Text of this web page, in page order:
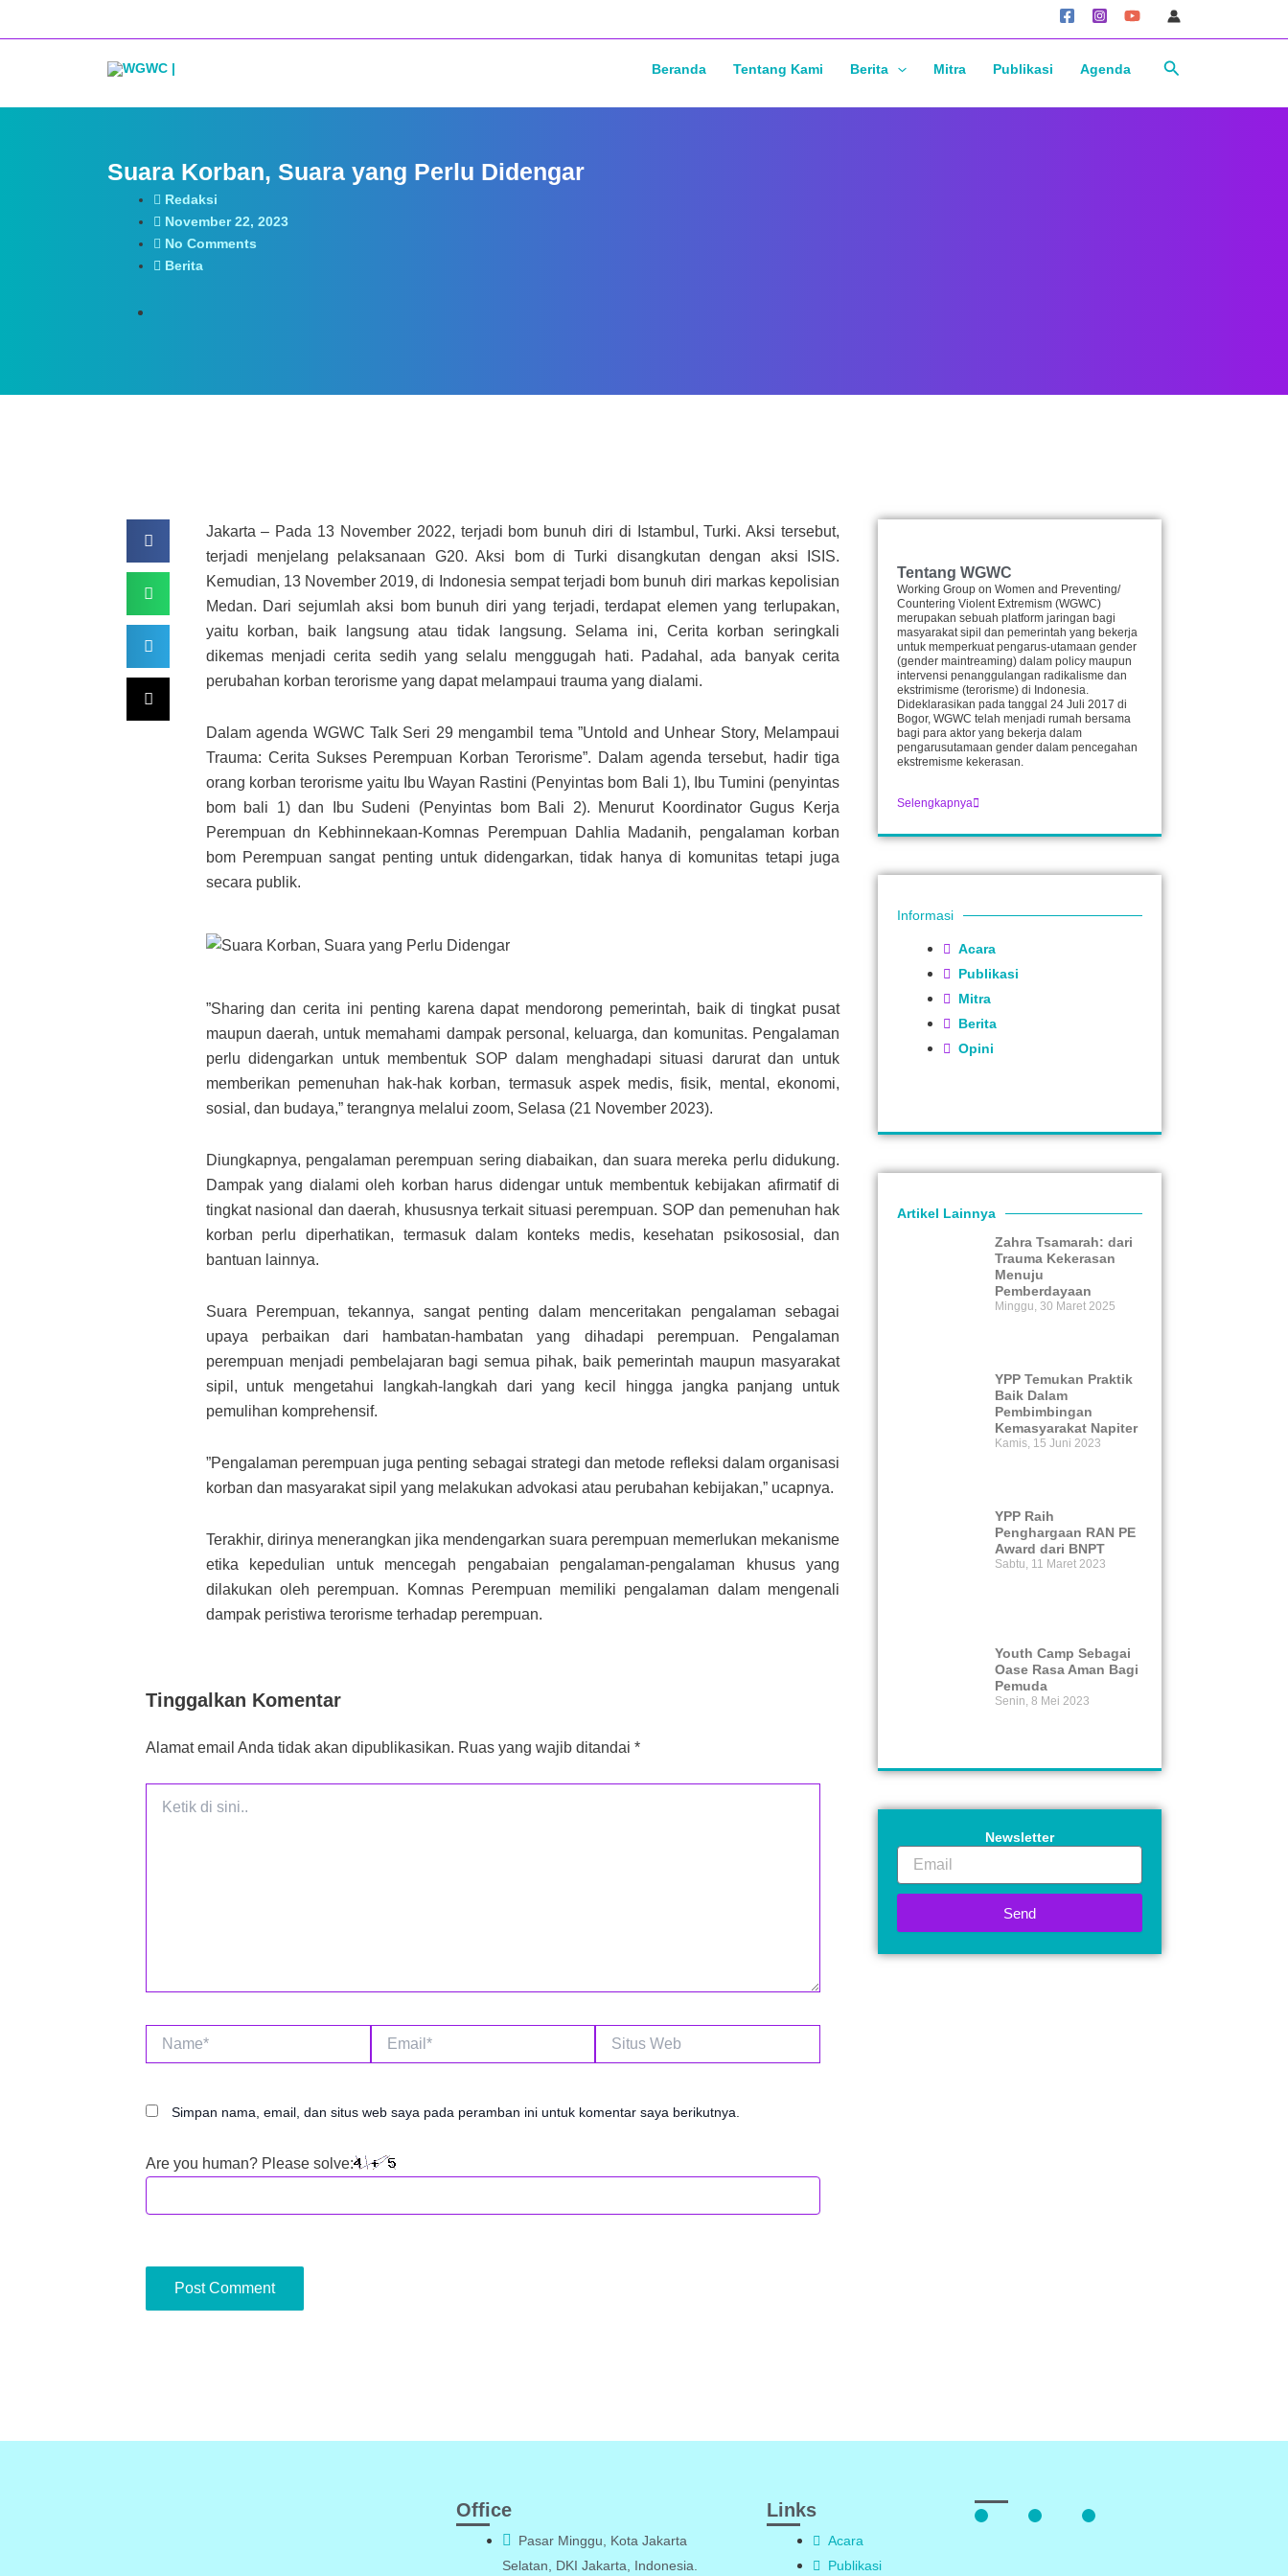
Beranda
Tentang Kami Berita Mitra Publikasi Agenda Cari
Suara Korban, Suara yang Perlu Didengar
Redaksi
November 22, 2023
No Comments
Berita
Jakarta – Pada 13 November 2022, terjadi bom bunuh diri di Istambul, Turki. Aksi tersebut,
terjadi menjelang pelaksanaan G20. Aksi bom di Turki disangkutan dengan aksi ISIS.
Kemudian, 13 November 2019, di Indonesia sempat terjadi bom bunuh diri markas kepolisian
Medan. Dari sejumlah aksi bom bunuh diri yang terjadi, terdapat elemen yang terlupakan,
yaitu korban, baik langsung atau tidak langsung. Selama ini, Cerita korban seringkali
dikemas menjadi cerita sedih yang selalu menggugah hati. Padahal, ada banyak cerita
perubahan korban terorisme yang dapat melampaui trauma yang dialami.
Dalam agenda WGWC Talk Seri 29 mengambil tema ”Untold and Unhear Story, Melampaui
Trauma: Cerita Sukses Perempuan Korban Terorisme”. Dalam agenda tersebut, hadir tiga
orang korban terorisme yaitu Ibu Wayan Rastini (Penyintas bom Bali 1), Ibu Tumini (penyintas
bom bali 1) dan Ibu Sudeni (Penyintas bom Bali 2). Menurut Koordinator Gugus Kerja
Perempuan dn Kebhinnekaan-Komnas Perempuan Dahlia Madanih, pengalaman korban
bom Perempuan sangat penting untuk didengarkan, tidak hanya di komunitas tetapi juga
secara publik.
”Sharing dan cerita ini penting karena dapat mendorong pemerintah, baik di tingkat pusat
maupun daerah, untuk memahami dampak personal, keluarga, dan komunitas. Pengalaman
perlu didengarkan untuk membentuk SOP dalam menghadapi situasi darurat dan untuk
memberikan pemenuhan hak-hak korban, termasuk aspek medis, fisik, mental, ekonomi,
sosial, dan budaya,” terangnya melalui zoom, Selasa (21 November 2023).
Diungkapnya, pengalaman perempuan sering diabaikan, dan suara mereka perlu didukung.
Dampak yang dialami oleh korban harus didengar untuk membentuk kebijakan afirmatif di
tingkat nasional dan daerah, khususnya terkait situasi perempuan. SOP dan pemenuhan hak
korban perlu diperhatikan, termasuk dalam konteks medis, kesehatan psikososial, dan
bantuan lainnya.
Suara Perempuan, tekannya, sangat penting dalam menceritakan pengalaman sebagai
upaya perbaikan dari hambatan-hambatan yang dihadapi perempuan. Pengalaman
perempuan menjadi pembelajaran bagi semua pihak, baik pemerintah maupun masyarakat
sipil, untuk mengetahui langkah-langkah dari yang kecil hingga jangka panjang untuk
pemulihan komprehensif.
”Pengalaman perempuan juga penting sebagai strategi dan metode refleksi dalam organisasi
korban dan masyarakat sipil yang melakukan advokasi atau perubahan kebijakan,” ucapnya.
Terakhir, dirinya menerangkan jika mendengarkan suara perempuan memerlukan mekanisme
etika kepedulian untuk mencegah pengabaian pengalaman-pengalaman khusus yang
dilakukan oleh perempuan. Komnas Perempuan memiliki pengalaman dalam mengenali
dampak peristiwa terorisme terhadap perempuan.
Tinggalkan Komentar
Alamat email Anda tidak akan dipublikasikan. Ruas yang wajib ditandai *
Web
Simpan nama, email, dan situs web saya pada peramban ini untuk komentar saya berikutnya.
Are you human? Please solve:
Tentang WGWC
Working Group on Women and Preventing/
Countering Violent Extremism (WGWC)
merupakan sebuah platform jaringan bagi
masyarakat sipil dan pemerintah yang bekerja
untuk memperkuat pengarus-utamaan gender
(gender maintreaming) dalam policy maupun
intervensi penanggulangan radikalisme dan
ekstrimisme (terorisme) di Indonesia.
Dideklarasikan pada tanggal 24 Juli 2017 di
Bogor, WGWC telah menjadi rumah bersama
bagi para aktor yang bekerja dalam
pengarusutamaan gender dalam pencegahan
ekstremisme kekerasan.
Selengkapnya
Informasi
Acara
Publikasi
Mitra
Berita
Opini
Artikel Lainnya
Zahra Tsamarah: dari
Trauma Kekerasan
Menuju
Pemberdayaan
Minggu, 30 Maret 2025
YPP Temukan Praktik
Baik Dalam
Pembimbingan
Kemasyarakat Napiter
Kamis, 15 Juni 2023
YPP Raih
Penghargaan RAN PE
Award dari BNPT
Sabtu, 11 Maret 2023
Youth Camp Sebagai
Oase Rasa Aman Bagi
Pemuda
Senin, 8 Mei 2023
Newsletter
Email
Send
Office
Pasar Minggu, Kota Jakarta
Selatan, DKI Jakarta, Indonesia.
Links
Acara
Publikasi
FacebookInstagramYoutube